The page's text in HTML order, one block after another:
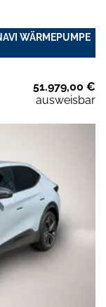
WÄRMEPUMPE
51.979,00 €
ausweisbar